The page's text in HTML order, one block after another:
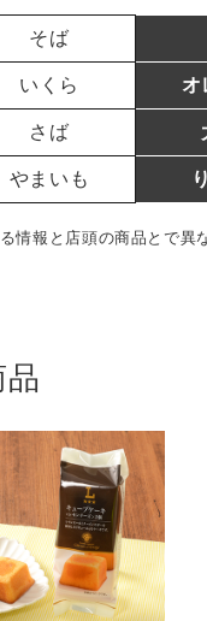
そば
いくら オ
さば
やまいも
報と店頭の商品とで異